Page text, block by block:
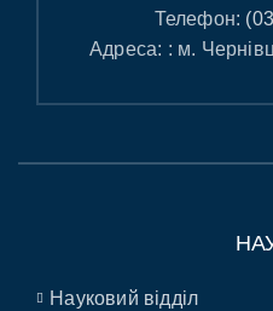
Телефон:
Адреса: : м.
Науковий відділ